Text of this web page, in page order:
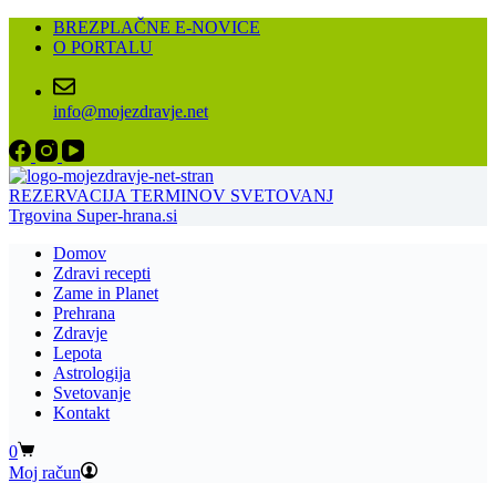
BREZPLAČNE E-NOVICE
O PORTALU
info@mojezdravje.net
REZERVACIJA TERMINOV SVETOVANJ
Trgovina Super-hrana.si
Domov
Zdravi recepti
Zame in Planet
Prehrana
Zdravje
Lepota
Astrologija
Svetovanje
Kontakt
Shopping
cart
0
Moj račun